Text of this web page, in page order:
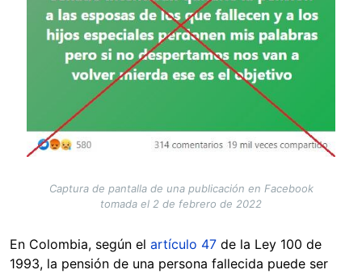
Captura de pantalla de una publicación en Facebook
tomada el 2 de febrero de 2022
En Colombia, según el artículo 47 de la Ley 100 de
1993, la pensión de una persona fallecida puede ser